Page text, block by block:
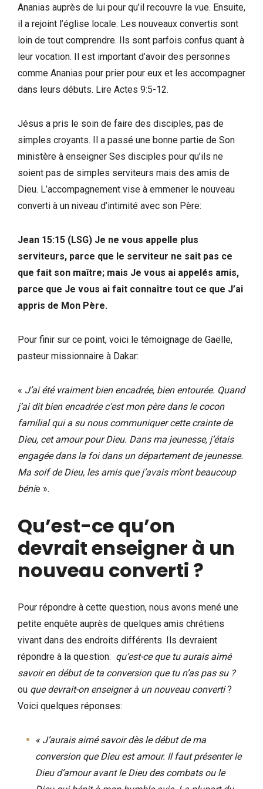
Ananias auprès de lui pour qu’il recouvre la vue. Ensuite,
il a rejoint l’église locale. Les nouveaux convertis sont
loin de tout comprendre. Ils sont parfois confus quant à
leur vocation. Il est important d’avoir des personnes
comme Ananias pour prier pour eux et les accompagner
dans leurs débuts. Lire Actes 9:5-12.
Jésus a pris le soin de faire des disciples, pas de
simples croyants. Il a passé une bonne partie de Son
ministère à enseigner Ses disciples pour qu’ils ne
soient pas de simples serviteurs mais des amis de
Dieu. L’accompagnement vise à emmener le nouveau
converti à un niveau d’intimité avec son Père:
Jean 15:15 (LSG) Je ne vous appelle plus
serviteurs, parce que le serviteur ne sait pas ce
que fait son maître; mais Je vous ai appelés amis,
parce que Je vous ai fait connaître tout ce que J’ai
appris de Mon Père.
Pour finir sur ce point, voici le témoignage de Gaëlle,
pasteur missionnaire à Dakar:
« J’ai été vraiment bien encadrée, bien entourée. Quand
j’ai dit bien encadrée c’est mon père dans le cocon
familial qui a su nous communiquer cette crainte de
Dieu, cet amour pour Dieu. Dans ma jeunesse, j’étais
engagée dans la foi dans un département de jeunesse.
Ma soif de Dieu, les amis que j’avais m’ont beaucoup
bénie ».
Qu’est-ce qu’on
devrait enseigner à un
nouveau converti ?
Pour répondre à cette question, nous avons mené une
petite enquête auprès de quelques amis chrétiens
vivant dans des endroits différents. Ils devraient
répondre à la question: qu’est-ce que tu aurais aimé
savoir en début de ta conversion que tu n’as pas su ?
ou que devrait-on enseigner à un nouveau converti?
Voici quelques réponses:
« J’aurais aimé savoir dès le début de ma
conversion que Dieu est amour. Il faut présenter le
Dieu d’amour avant le Dieu des combats ou le